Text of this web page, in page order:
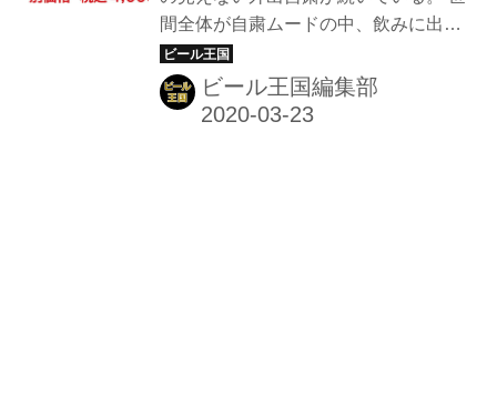
と食べ合わせにぴったりの専用ビー
ル、ーーではなく、同社の缶ビールに
海苔と寿司を模ったオリジナルシール
を貼って恵方巻のように見せたもの。
缶ビールをそのまま飲む姿が恵方...
セット発売中
間全体が自粛ムードの中、飲みに出か
けづらいという人も多いのでは？ 感染
予防対策で在宅勤務や自宅待機など、
自宅で過ごす時間が増えたことから、
ビール王国編集部